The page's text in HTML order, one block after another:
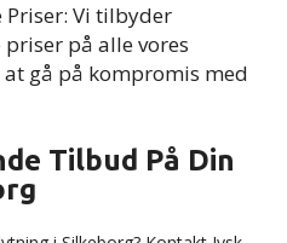
Vi tilbyder
på alle vores
gå på kompromis med
Tilbud På Din